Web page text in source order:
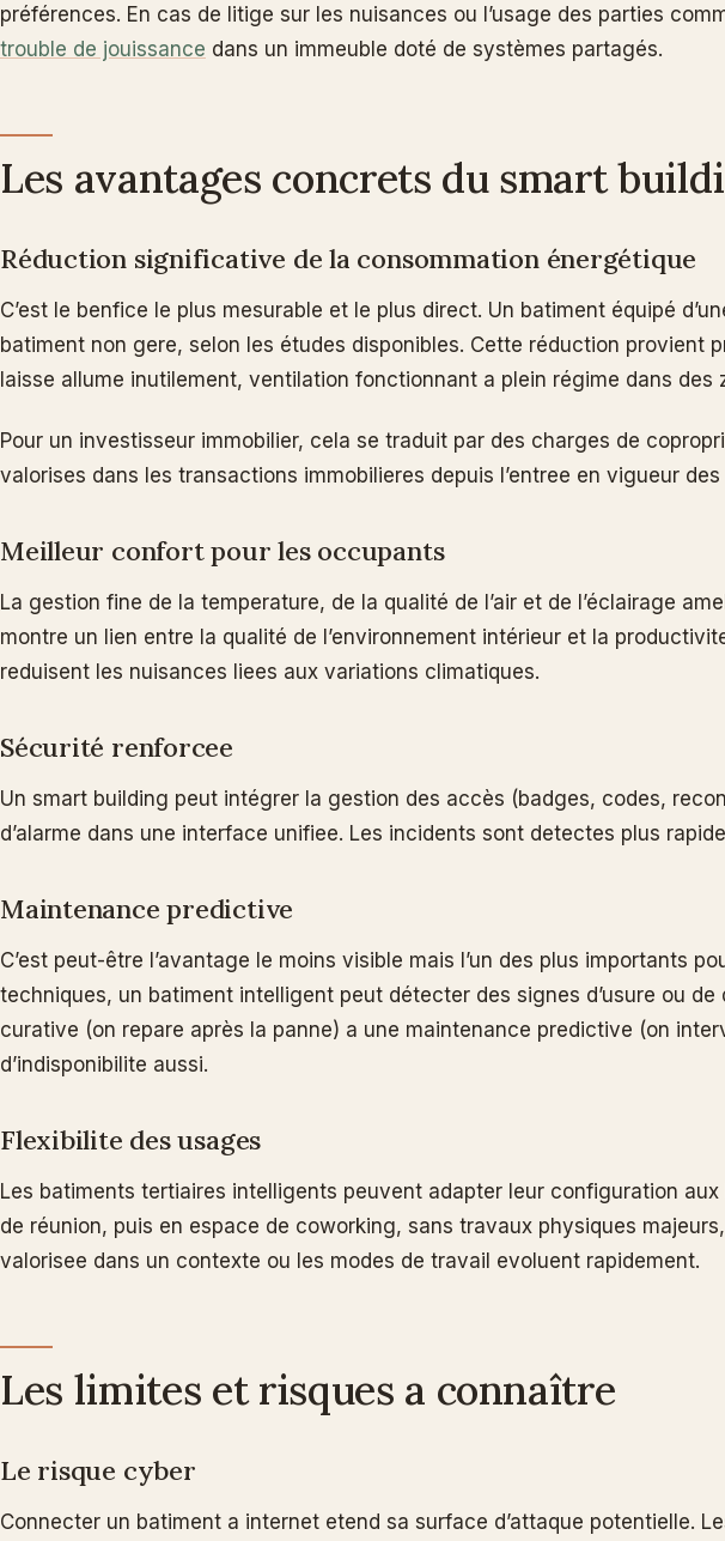
préférences. En cas de litige sur les nuisances ou l’usage des parties
trouble de jouissance dans un immeuble doté de systèmes partagés.
Les avantages concrets du smart
Réduction significative de la consommation énergétique
C’est le benfice le plus mesurable et le plus direct. Un batiment équipé
batiment non gere, selon les études disponibles. Cette réduction provient
laisse allume inutilement, ventilation fonctionnant a plein régime dans des
Pour un investisseur immobilier, cela se traduit par des charges de
valorises dans les transactions immobilieres depuis l’entree en vigueur
Meilleur confort pour les occupants
La gestion fine de la temperature, de la qualité de l’air et de l’éclairage
montre un lien entre la qualité de l’environnement intérieur et la
reduisent les nuisances liees aux variations climatiques.
Sécurité renforcee
Un smart building peut intégrer la gestion des accès (badges, codes,
d’alarme dans une interface unifiee. Les incidents sont detectes plus
Maintenance predictive
C’est peut-être l’avantage le moins visible mais l’un des plus importants
techniques, un batiment intelligent peut détecter des signes d’usure ou
curative (on repare après la panne) a une maintenance predictive (on
d’indisponibilite aussi.
Flexibilite des usages
Les batiments tertiaires intelligents peuvent adapter leur configuration
de réunion, puis en espace de coworking, sans travaux physiques
valorisee dans un contexte ou les modes de travail evoluent rapidement.
Les limites et risques a connaître
Le risque cyber
Connecter un batiment a internet etend sa surface d’attaque potentielle.